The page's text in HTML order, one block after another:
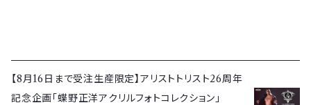
【8月16日まで受注生産限定】アリストトリスト26周年
記念企画「蝶野正洋アクリルフォトコレクション」